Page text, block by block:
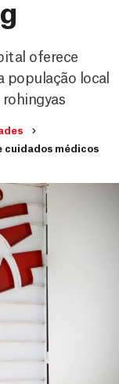
oferece
população local
cuidados médicos